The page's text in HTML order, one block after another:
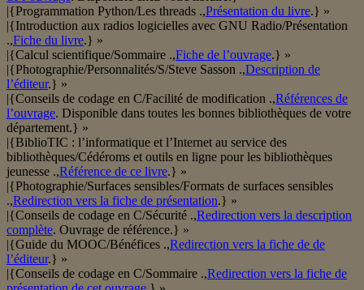
|{Programmation Python/Les threads .,Présentation du livre.} »
|{Introduction aux radios logicielles avec GNU Radio/Présentation
.,Fiche du livre.} »
|{Calcul scientifique/Sommaire .,Fiche de l’ouvrage.} »
|{Photographie/Personnalités/S/Steve Sasson .,Description de
l’éditeur.} »
|{Conseils de codage en C/Facilité de modification .,Références de
l’ouvrage. Disponible dans toutes les bonnes bibliothèques de votre
département.} »
|{BiblioTIC : l’informatique et l’Internet au service des
bibliothèques/Cédéroms et outils en ligne pour les bibliothèques
jeunesse .,Référence de ce livre.} »
|{Photographie/Surfaces sensibles/Formats de surfaces sensibles
.,Redirection vers la fiche de présentation.} »
|{Conseils de codage en C/Sécurité .,Redirection vers la description
complète. Ouvrage de référence.} »
|{Guide du MOOC/Bénéfices .,Redirection vers la fiche de de
l’éditeur.} »
|{Conseils de codage en C/Sommaire .,Redirection vers la fiche de